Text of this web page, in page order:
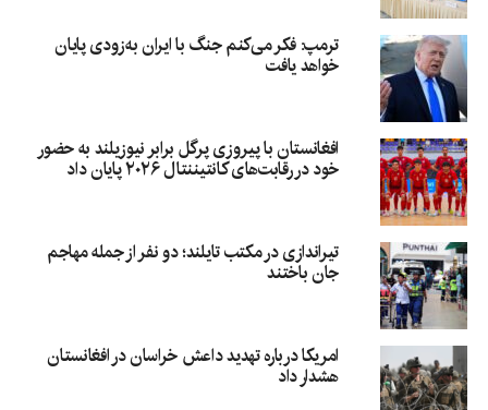
ترمپ: فکر می‌کنم جنگ با ایران به‌زودی پایان
خواهد یافت
افغانستان با پیروزی پرگل برابر نیوزیلند به حضور
خود در رقابت‌های کانتیننتال ۲۰۲۶ پایان داد
تیراندازی در مکتب تایلند؛ دو نفر از جمله مهاجم
جان باختند
امریکا درباره تهدید داعش خراسان در افغانستان
هشدار داد